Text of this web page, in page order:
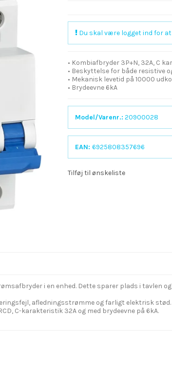
Du skal være logget ind for
• Kombiafbryder 3P+N, 32A, C
• Beskyttelse for både resistive
• Mekanisk levetid på 10000
• Brydeevne 6kA
Model/Varenr.: 20900028
EAN: 6925808357696
Tilføj til ønskeliste
i en enhed. Dette sparer plads i tavlen
afledningsstrømme og farligt elektrisk stød.
C-karakteristik 32A og med brydeevne på 6kA.